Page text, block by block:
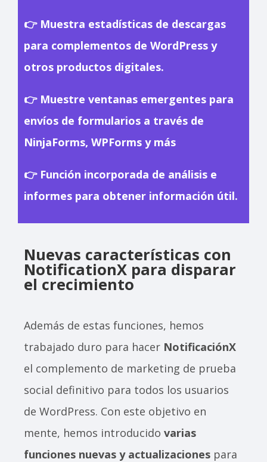
👉 Muestra estadísticas de descargas
para complementos de WordPress y
otros productos digitales.
👉 Muestre ventanas emergentes para
envíos de formularios a través de
NinjaForms, WPForms y más
👉 Función incorporada de análisis e
informes para obtener información útil.
Nuevas características con
NotificationX para disparar
el crecimiento
Además de estas funciones, hemos
trabajado duro para hacer NotificaciónX
el complemento de marketing de prueba
social definitivo para todos los usuarios
de WordPress. Con este objetivo en
mente, hemos introducido varias
funciones nuevas y actualizaciones para